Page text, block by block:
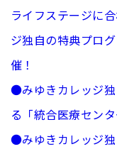
ライフステージに
ジ独自の特典プロ
催！
●みゆきカレッジ
る「統合医療センタ
●みゆきカレッジ